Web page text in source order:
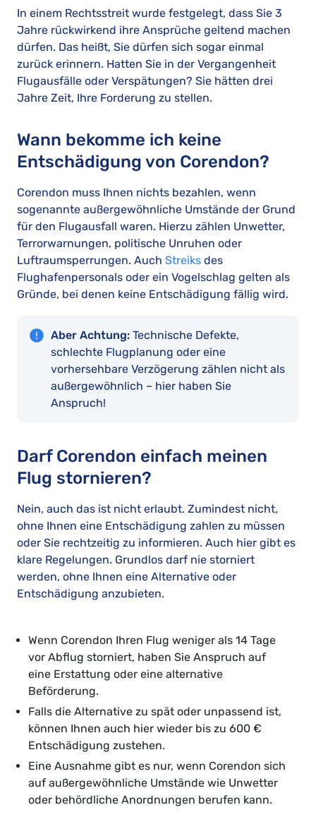
In einem Rechtsstreit wurde festgelegt, dass Sie 3
Jahre rückwirkend ihre Ansprüche geltend machen
dürfen. Das heißt, Sie dürfen sich sogar einmal
zurück erinnern. Hatten Sie in der Vergangenheit
Flugausfälle oder Verspätungen? Sie hätten drei
Jahre Zeit, Ihre Forderung zu stellen.
Wann bekomme ich keine
Entschädigung von Corendon?
Corendon muss Ihnen nichts bezahlen, wenn
sogenannte außergewöhnliche Umstände der Grund
für den Flugausfall waren. Hierzu zählen Unwetter,
Terrorwarnungen, politische Unruhen oder
Luftraumsperrungen. Auch Streiks des
Flughafenpersonals oder ein Vogelschlag gelten als
Gründe, bei denen keine Entschädigung fällig wird.
Aber Achtung: Technische Defekte,
schlechte Flugplanung oder eine
vorhersehbare Verzögerung zählen nicht als
außergewöhnlich – hier haben Sie
Anspruch!
Darf Corendon einfach meinen
Flug stornieren?
Nein, auch das ist nicht erlaubt. Zumindest nicht,
ohne Ihnen eine Entschädigung zahlen zu müssen
oder Sie rechtzeitig zu informieren. Auch hier gibt es
klare Regelungen. Grundlos darf nie storniert
werden, ohne Ihnen eine Alternative oder
Entschädigung anzubieten.
Wenn Corendon Ihren Flug weniger als 14 Tage
vor Abflug storniert, haben Sie Anspruch auf
eine Erstattung oder eine alternative
Beförderung.
Falls die Alternative zu spät oder unpassend ist,
können Ihnen auch hier wieder bis zu 600 €
Entschädigung zustehen.
Eine Ausnahme gibt es nur, wenn Corendon sich
auf außergewöhnliche Umstände wie Unwetter
oder behördliche Anordnungen berufen kann.